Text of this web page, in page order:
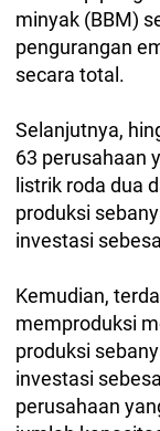
minyak (BBM)
pengurangan
secara total.
Selanjutnya,
63 perusahaan
listrik roda dua
produksi
investasi
Kemudian,
memproduksi
produksi
investasi
perusahaan